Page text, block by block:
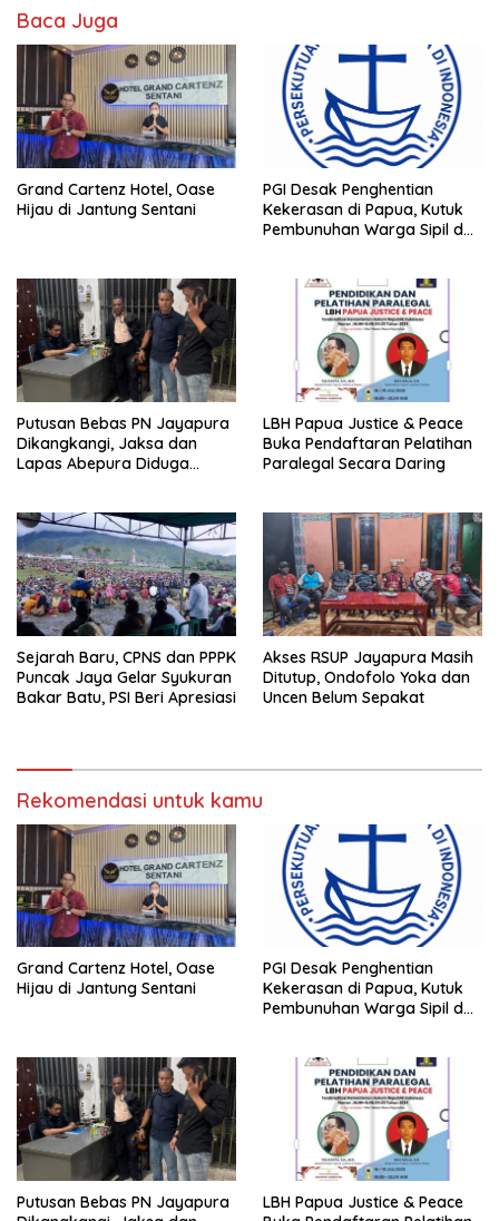
Baca Juga
Grand Cartenz Hotel, Oase
Hijau di Jantung Sentani
PGI Desak Penghentian
Kekerasan di Papua, Kutuk
Pembunuhan Warga Sipil dan
Putusan Bebas PN Jayapura
Dikangkangi, Jaksa dan
Lapas Abepura Diduga
LBH Papua Justice & Peace
Buka Pendaftaran Pelatihan
Paralegal Secara Daring
Sejarah Baru, CPNS dan PPPK
Puncak Jaya Gelar Syukuran
Bakar Batu, PSI Beri Apresiasi
Akses RSUP Jayapura Masih
Ditutup, Ondofolo Yoka dan
Uncen Belum Sepakat
Rekomendasi untuk kamu
Grand Cartenz Hotel, Oase
Hijau di Jantung Sentani
PGI Desak Penghentian
Kekerasan di Papua, Kutuk
Pembunuhan Warga Sipil dan
Putusan Bebas PN Jayapura
LBH Papua Justice & Peace